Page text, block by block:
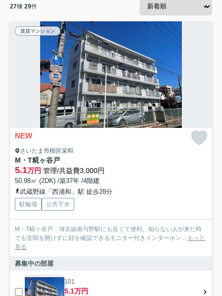
27棟 29件
賃貸マンション
NEW
さいたま市桜区栄和
M・T糀ヶ谷戸
5.1万円 管理/共益費3,000円
50.98㎡ (2DK) /築37年 /4階建
武蔵野線「西浦和」駅 徒歩28分
駐輪場 公共下水
M・T糀ヶ谷戸：埼京線南与野駅にも近くて便利。知らない人が来た時
でも玄関を開けずに顔を確認できるモニター付きインターホン... もっと
見る
募集中の部屋
101
5.1万円